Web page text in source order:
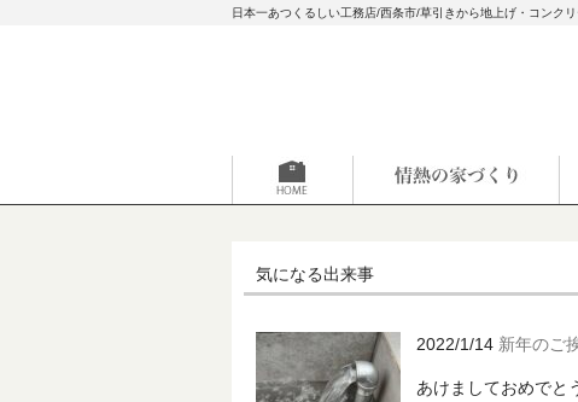
日本一あつくるしい工務店/西条市/草引きから地上げ・コンク
気になる出来事
2022/1/14 新年のご
あけましておめでと